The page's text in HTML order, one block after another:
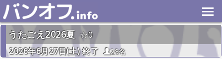
うたごえ2026夏
0
2026年6月27日(土) 終了
28名